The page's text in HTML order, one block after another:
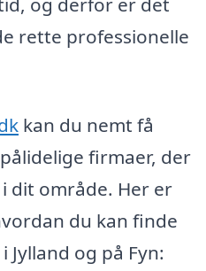
rette professionelle
kan du nemt få
firmaer, der
dit område. Her er
du kan finde
og på Fyn: